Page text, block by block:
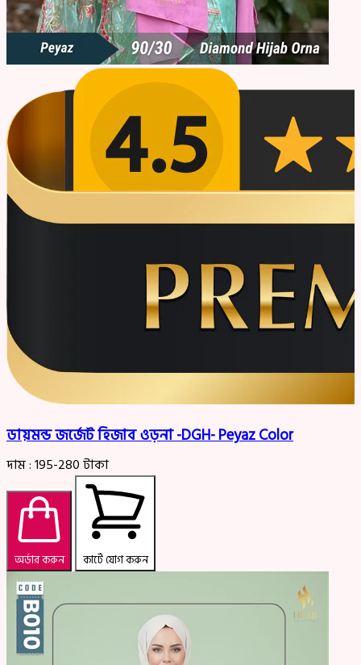
ডায়মন্ড জর্জেট হিজাব ওড়না -DGH- Peyaz Color
দাম :195-280টাকা
অর্ডার করুন কার্টে যোগ করুন